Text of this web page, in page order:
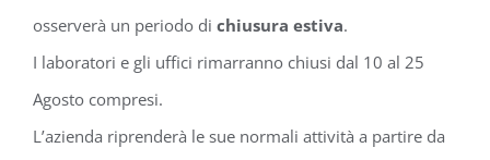
osserverà un periodo di chiusura estiva.
I laboratori e gli uffici rimarranno chiusi dal 10 al 25
Agosto compresi.
L’azienda riprenderà le sue normali attività a partire da